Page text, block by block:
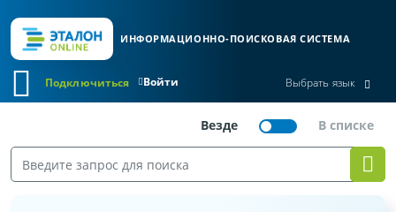
ИНФОРМАЦИОННО-ПОИСКОВАЯ СИСТЕМА
Войти
Подключиться Выбрать язык